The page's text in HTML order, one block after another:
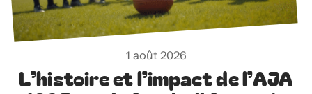
1 août 2026
L’histoire et l’impact de l’AJA